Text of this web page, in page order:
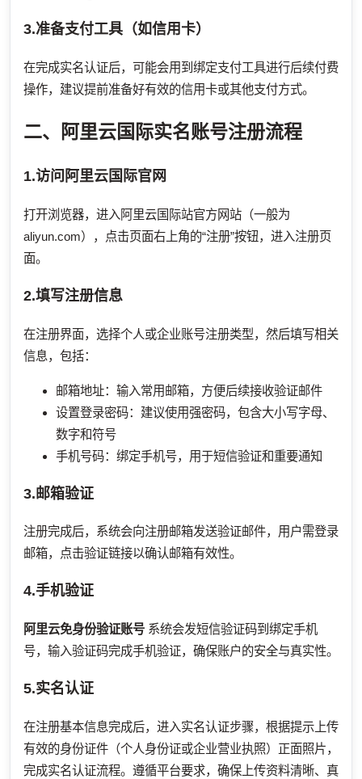
3.准备支付工具（如信用卡）
在完成实名认证后，可能会用到绑定支付工具进行后续付费
操作，建议提前准备好有效的信用卡或其他支付方式。
二、阿里云国际实名账号注册流程
1.访问阿里云国际官网
打开浏览器，进入阿里云国际站官方网站（一般为
aliyun.com），点击页面右上角的“注册”按钮，进入注册页
面。
2.填写注册信息
在注册界面，选择个人或企业账号注册类型，然后填写相关
信息，包括：
邮箱地址：输入常用邮箱，方便后续接收验证邮件
设置登录密码：建议使用强密码，包含大小写字母、
数字和符号
手机号码：绑定手机号，用于短信验证和重要通知
3.邮箱验证
注册完成后，系统会向注册邮箱发送验证邮件，用户需登录
邮箱，点击验证链接以确认邮箱有效性。
4.手机验证
阿里云免身份验证账号 系统会发短信验证码到绑定手机
号，输入验证码完成手机验证，确保账户的安全与真实性。
5.实名认证
在注册基本信息完成后，进入实名认证步骤，根据提示上传
有效的身份证件（个人身份证或企业营业执照）正面照片，
完成实名认证流程。遵循平台要求，确保上传资料清晰、真